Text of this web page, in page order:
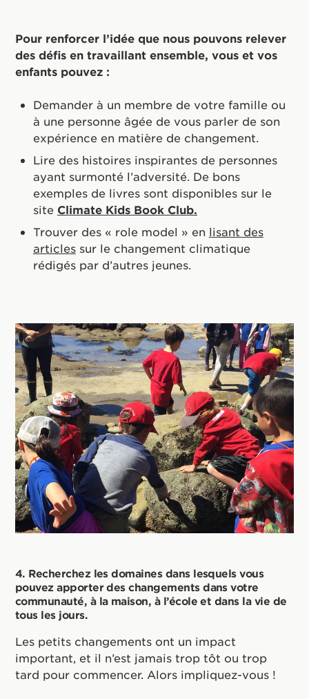
Pour renforcer l’idée que nous pouvons relever
des défis en travaillant ensemble, vous et vos
enfants pouvez :
Demander à un membre de votre famille ou
à une personne âgée de vous parler de son
expérience en matière de changement.
Lire des histoires inspirantes de personnes
ayant surmonté l’adversité. De bons
exemples de livres sont disponibles sur le
site Climate Kids Book Club.
Trouver des « role model » en lisant des
articlessur le changement climatique
rédigés par d’autres jeunes.
4. Recherchez les domaines dans lesquels vous
pouvez apporter des changements dans votre
communauté, à la maison, à l’école et dans la vie de
tous les jours.
Les petits changements ont un impact
important, et il n’est jamais trop tôt ou trop
tard pour commencer. Alors impliquez-vous !